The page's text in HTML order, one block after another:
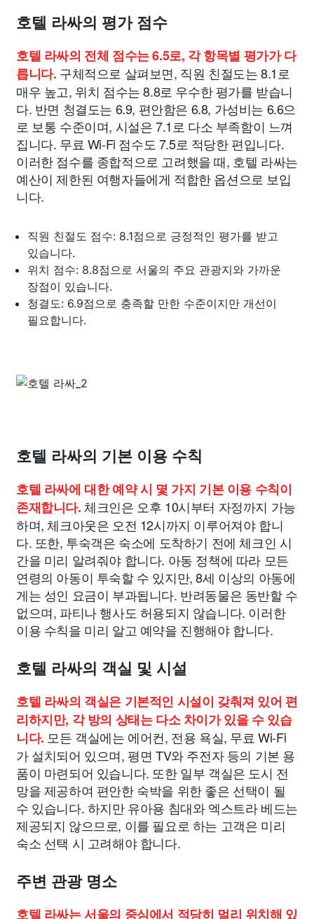
호텔 라싸의 평가 점수
호텔 라싸의 전체 점수는 6.5로, 각 항목별 평가가 다
릅니다. 구체적으로 살펴보면, 직원 친절도는 8.1로
매우 높고, 위치 점수는 8.8로 우수한 평가를 받습니
다. 반면 청결도는 6.9, 편안함은 6.8, 가성비는 6.6으
로 보통 수준이며, 시설은 7.1로 다소 부족함이 느껴
집니다. 무료 Wi-Fi 점수도 7.5로 적당한 편입니다.
이러한 점수를 종합적으로 고려했을 때, 호텔 라싸는
예산이 제한된 여행자들에게 적합한 옵션으로 보입
니다.
직원 친절도 점수: 8.1점으로 긍정적인 평가를 받고
있습니다.
위치 점수: 8.8점으로 서울의 주요 관광지와 가까운
장점이 있습니다.
청결도: 6.9점으로 충족할 만한 수준이지만 개선이
필요합니다.
호텔 라싸의 기본 이용 수칙
호텔 라싸에 대한 예약 시 몇 가지 기본 이용 수칙이
존재합니다. 체크인은 오후 10시부터 자정까지 가능
하며, 체크아웃은 오전 12시까지 이루어져야 합니
다. 또한, 투숙객은 숙소에 도착하기 전에 체크인 시
간을 미리 알려줘야 합니다. 아동 정책에 따라 모든
연령의 아동이 투숙할 수 있지만, 8세 이상의 아동에
게는 성인 요금이 부과됩니다. 반려동물은 동반할 수
없으며, 파티나 행사도 허용되지 않습니다. 이러한
이용 수칙을 미리 알고 예약을 진행해야 합니다.
호텔 라싸의 객실 및 시설
호텔 라싸의 객실은 기본적인 시설이 갖춰져 있어 편
리하지만, 각 방의 상태는 다소 차이가 있을 수 있습
니다. 모든 객실에는 에어컨, 전용 욕실, 무료 Wi-Fi
가 설치되어 있으며, 평면 TV와 주전자 등의 기본 용
품이 마련되어 있습니다. 또한 일부 객실은 도시 전
망을 제공하여 편안한 숙박을 위한 좋은 선택이 될
수 있습니다. 하지만 유아용 침대와 엑스트라 베드는
제공되지 않으므로, 이를 필요로 하는 고객은 미리
숙소 선택 시 고려해야 합니다.
주변 관광 명소
호텔 라싸는 서울의 중심에서 적당히 멀리 위치해 있